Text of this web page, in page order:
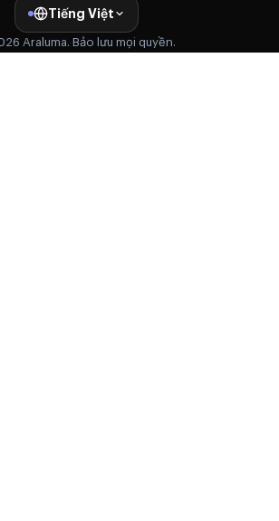
Tiếng Việt
Araluma. Bảo lưu mọi quyền.